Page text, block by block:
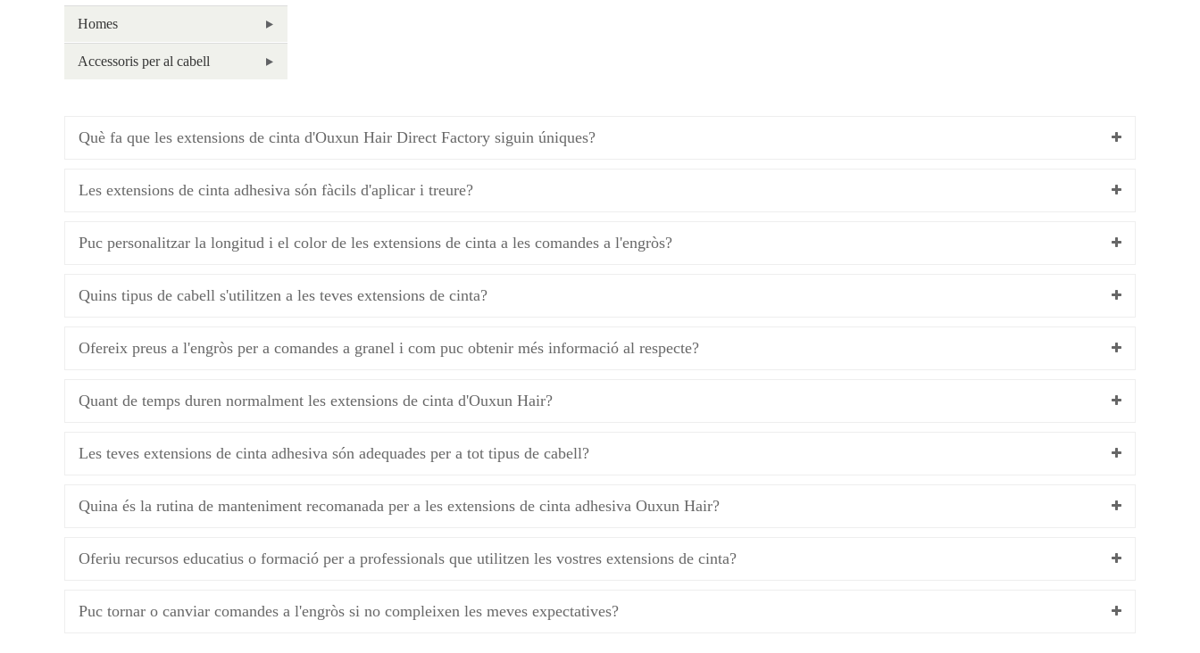
Homes
Accessoris per al cabell
Què fa que les extensions de cinta d'Ouxun Hair Direct Factory siguin úniques?
Les extensions de cinta adhesiva són fàcils d'aplicar i treure?
Puc personalitzar la longitud i el color de les extensions de cinta a les comandes a l'engròs?
Quins tipus de cabell s'utilitzen a les teves extensions de cinta?
Ofereix preus a l'engròs per a comandes a granel i com puc obtenir més informació al respecte?
Quant de temps duren normalment les extensions de cinta d'Ouxun Hair?
Les teves extensions de cinta adhesiva són adequades per a tot tipus de cabell?
Quina és la rutina de manteniment recomanada per a les extensions de cinta adhesiva Ouxun Hair?
Oferiu recursos educatius o formació per a professionals que utilitzen les vostres extensions de cinta?
Puc tornar o canviar comandes a l'engròs si no compleixen les meves expectatives?